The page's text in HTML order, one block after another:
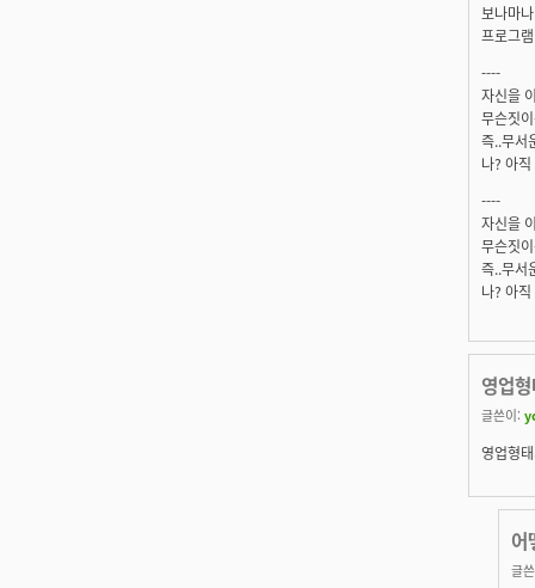
보나마
프로그
----
자신을
무슨짓
즉..무서
나? 아
----
자신을
무슨짓
즉..무서
나? 아
영업
글쓴이:
영업형
어
글